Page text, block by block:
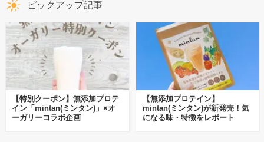
ピックアップ記事
【特別クーポン】無添加プロテ
イン「mintan(ミンタン)」×オ
ーガリーコラボ企画
【無添加プロテイン】
mintan(ミンタン)が新発売！気
になる味・特徴をレポート